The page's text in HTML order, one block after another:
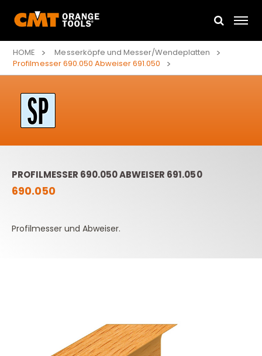
HOME
Messerköpfe und Messer/Wendeplatten
Profilmesser 690.050 Abweiser 691.050
PROFILMESSER 690.050 ABWEISER 691.050
690.050
Profilmesser und Abweiser.